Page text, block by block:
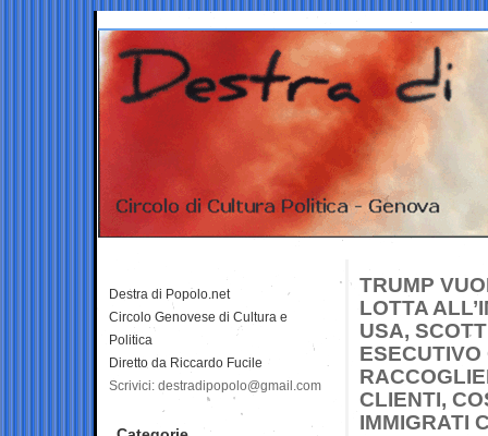
TRUMP
LOTTA
USA,
CLIENTI,
IMMIGRATI
Destra di Popolo.net
Circolo Genovese di Cultura e
Politica
Diretto da Riccardo Fucile
Scrivici: destradipopolo@gmail.com